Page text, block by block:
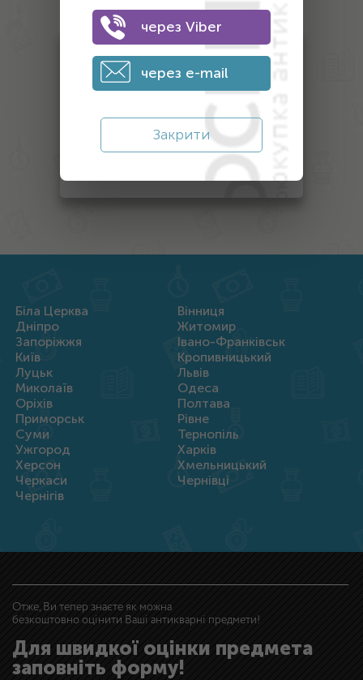
Антикваріат
Монети
Інший антикваріат
Біла Церква
Вінниця
Дніпро
Житомир
Запоріжжя
Івано-Франківськ
Київ
Кропивницький
Луцьк
Львів
Миколаїв
Одеса
Оріхів
Полтава
Приморськ
Рівне
Суми
Тернопіль
Ужгород
Харків
Херсон
Хмельницький
Черкаси
Чернівці
Чернігів
Отже, Ви тепер знаєте як можна
безкоштовно оцінити Ваші антикварні предмети!
Для швидкої оцінки предмета
заповніть форму!
через Viber
через e-mail
Закрити